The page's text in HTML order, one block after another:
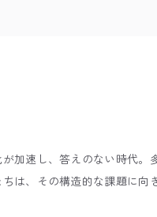
が加速し、答えのない時代。
は、その構造的な課題に向